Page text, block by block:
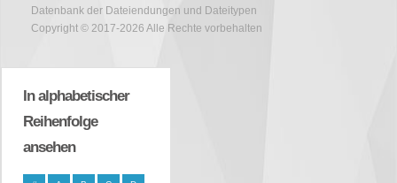
Datenbank der Dateiendungen und Dateitypen
Copyright © 2017-2026 Alle Rechte vorbehalten
In alphabetischer
Reihenfolge
ansehen